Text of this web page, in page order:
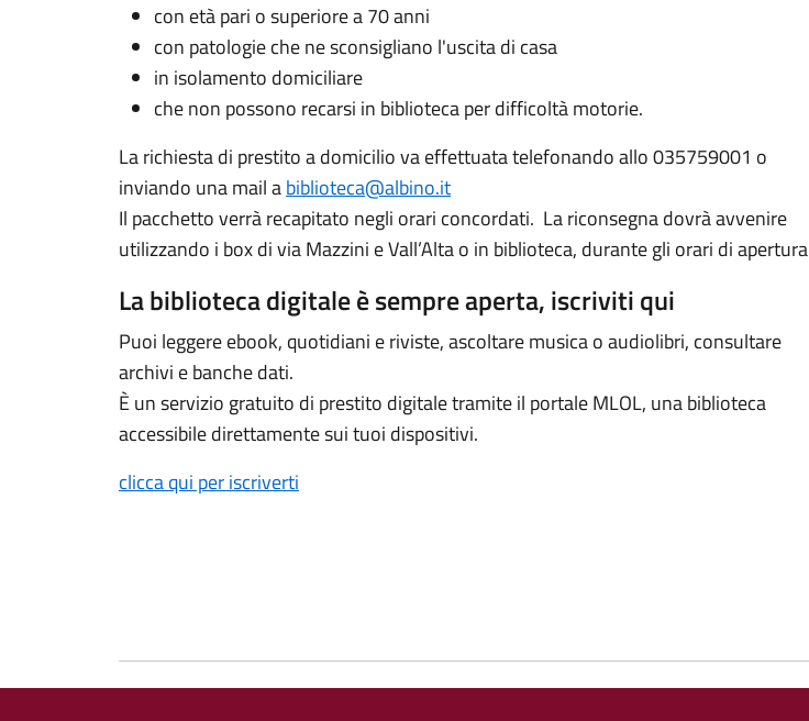
con età pari o superiore a 70 anni
con patologie che ne sconsigliano l'uscita di casa
in isolamento domiciliare
che non possono recarsi in biblioteca per difficoltà motorie.
La richiesta di prestito a domicilio va effettuata telefonando allo 035759001 o
inviando una mail abiblioteca@albino.it
Il pacchetto verrà recapitato negli orari concordati. La riconsegna dovrà avvenire
utilizzando i box di via Mazzini e Vall’Alta o in biblioteca, durante gli orari di apertura
La biblioteca digitale è sempre aperta, iscriviti qui
Puoi leggere ebook, quotidiani e riviste, ascoltare musica o audiolibri, consultare
archivi e banche dati.
È un servizio gratuito di prestito digitale tramite il portale MLOL, una biblioteca
accessibile direttamente sui tuoi dispositivi.
clicca qui per iscriverti